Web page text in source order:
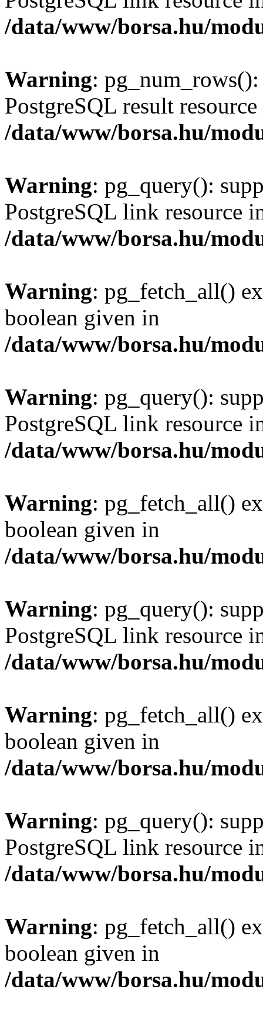
/data/www/borsa.hu/
Warning:
PostgreSQL result
/data/www/borsa.hu/
Warning: pg_query():
PostgreSQL link resource
/data/www/borsa.hu/
Warning: pg_fetch_all()
boolean given in
/data/www/borsa.hu/
Warning: pg_query():
PostgreSQL link resource
/data/www/borsa.hu/
Warning: pg_fetch_all()
boolean given in
/data/www/borsa.hu/
Warning: pg_query():
PostgreSQL link resource
/data/www/borsa.hu/
Warning: pg_fetch_all()
boolean given in
/data/www/borsa.hu/
Warning: pg_query():
PostgreSQL link resource
/data/www/borsa.hu/
Warning: pg_fetch_all()
boolean given in
/data/www/borsa.hu/